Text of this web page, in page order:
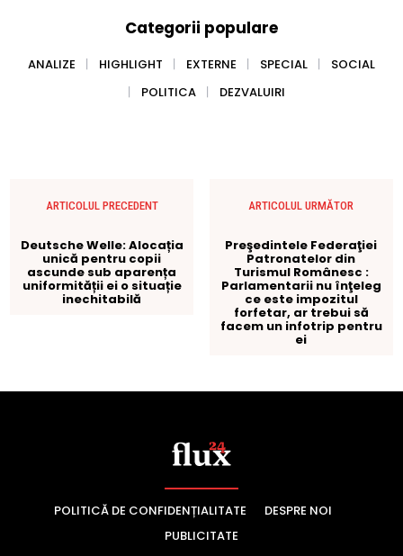
POLITICĂ DE CONFIDENȚIALITATE
DESPRE NOI
PUBLICITATE